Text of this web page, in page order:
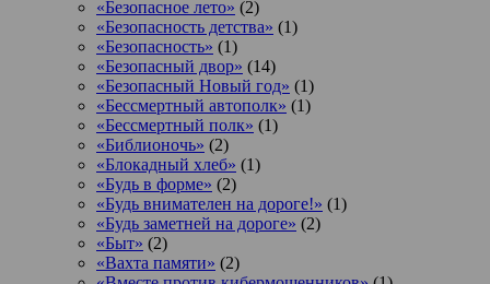
«Безопасное лето» (2)
«Безопасность детства» (1)
«Безопасность» (1)
«Безопасный двор» (14)
«Безопасный Новый год» (1)
«Бессмертный автополк» (1)
«Бессмертный полк» (1)
«Библионочь» (2)
«Блокадный хлеб» (1)
«Будь в форме» (2)
«Будь внимателен на дороге!» (1)
«Будь заметней на дороге» (2)
«Быт» (2)
«Вахта памяти» (2)